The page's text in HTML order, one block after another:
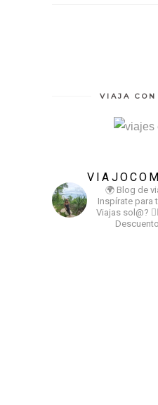
VIAJA CON
🌍 Blog de
Inspírate para
Viajas sol@?